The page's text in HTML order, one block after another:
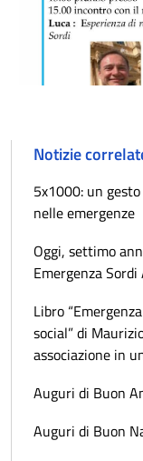
Notizie
5x1000: un
nelle emergenze
Oggi, settimo
Emergenza Sordi
Libro
social” di
associazione in
Auguri di Buon
Auguri di Buon